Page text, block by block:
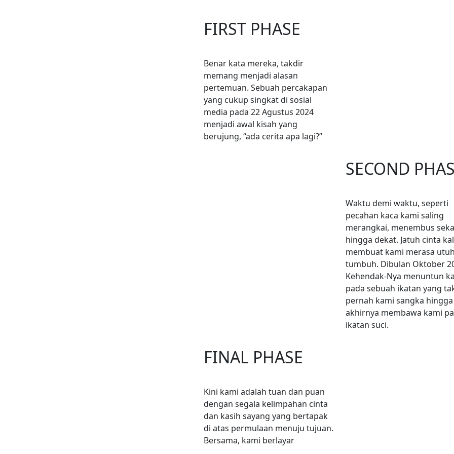
FIRST PHASE
Benar kata mereka, takdir
memang menjadi alasan
pertemuan. Sebuah percakapan
yang cukup singkat di sosial
media pada 22 Agustus 2024
menjadi awal kisah yang
berujung, “ada cerita apa lagi?”
SECOND
Waktu demi waktu, seperti
pecahan kaca kami saling
merangkai, menembus
hingga dekat. Jatuh cinta
membuat kami merasa
tumbuh. Dibulan Oktober
Kehendak-Nya menuntun
pada sebuah ikatan yang
pernah kami sangka hingga
akhirnya membawa kami
ikatan suci.
FINAL PHASE
Kini kami adalah tuan dan puan
dengan segala kelimpahan cinta
dan kasih sayang yang bertapak
di atas permulaan menuju tujuan.
Bersama, kami berlayar